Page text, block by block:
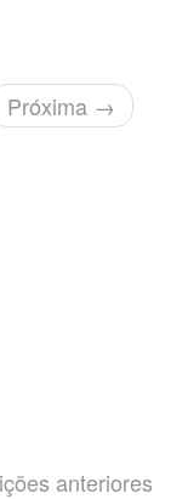
Próxima →
anteriores